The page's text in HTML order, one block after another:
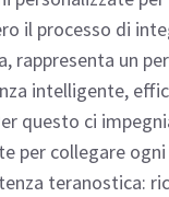
il processo di
rappresenta un
intelligente,
questo ci
per collegare
teranostica: